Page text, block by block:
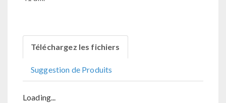
Téléchargez les fichiers
Suggestion de Produits
Loading...